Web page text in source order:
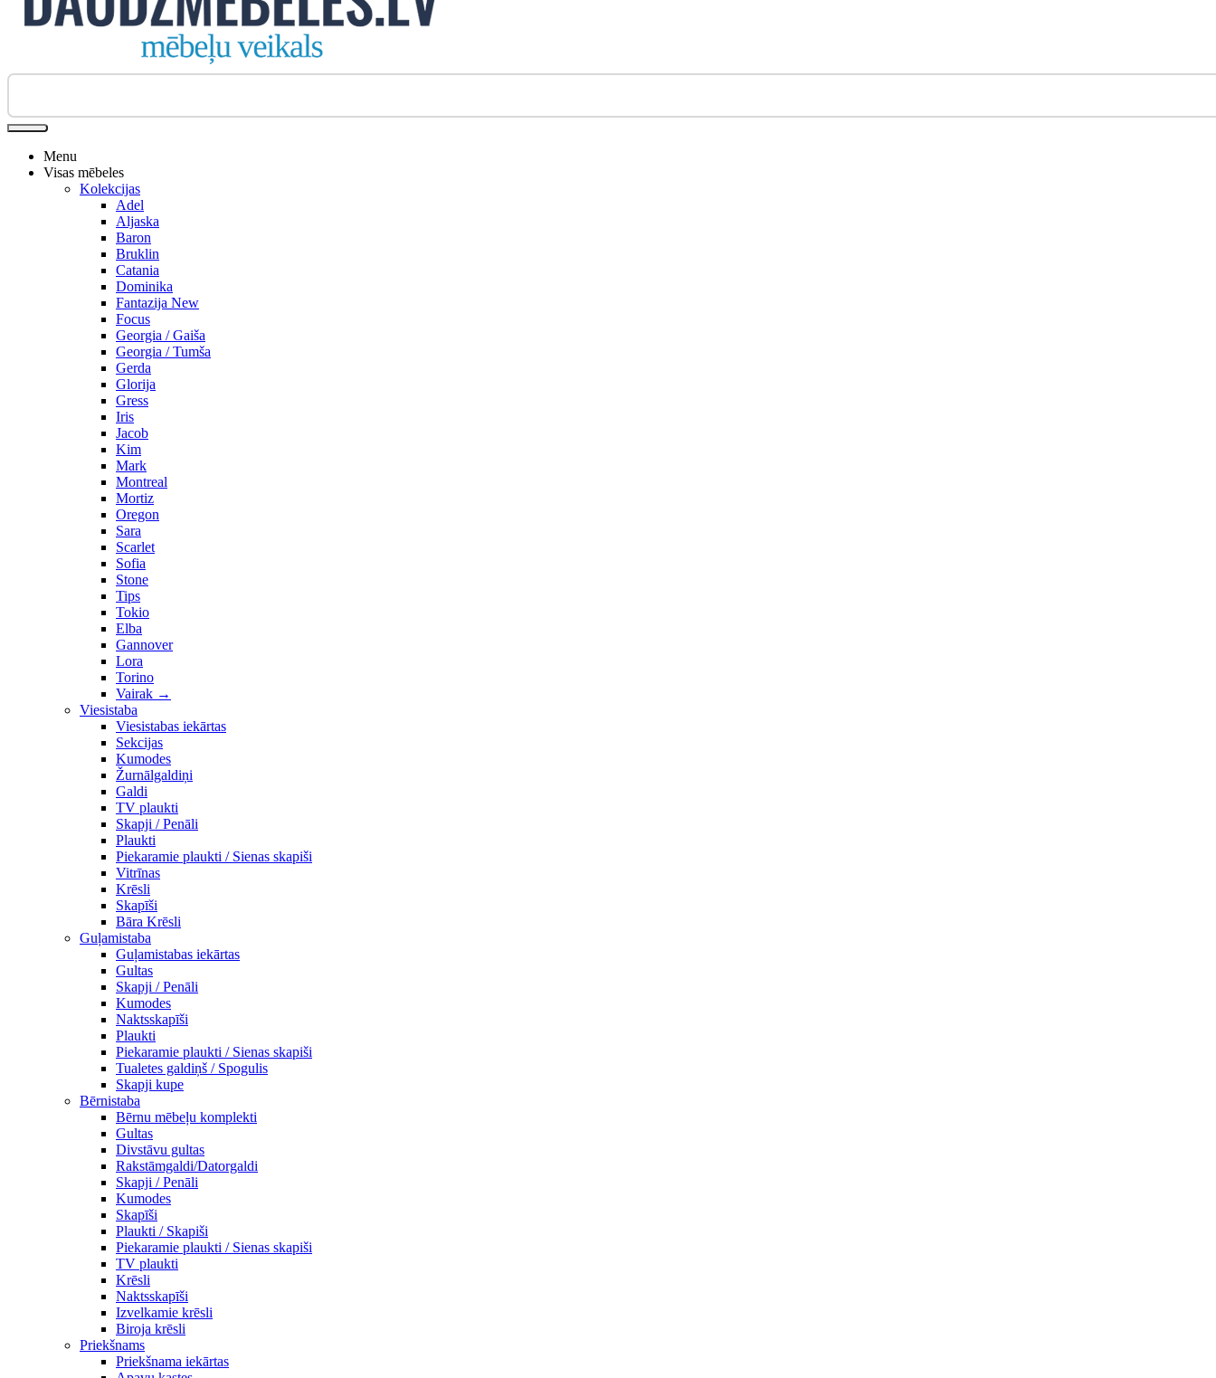
Biroja krēsli
Menu
Visas mēbeles
Kolekcijas
Adel
Aljaska
Baron
Bruklin
Catania
Dominika
Fantazija New
Focus
Georgia / Gaiša
Georgia / Tumša
Gerda
Glorija
Gress
Iris
Jacob
Kim
Mark
Montreal
Mortiz
Oregon
Sara
Scarlet
Sofia
Stone
Tips
Tokio
Elba
Gannover
Lora
Torino
Vairak →
Viesistaba
Viesistabas iekārtas
Sekcijas
Kumodes
Žurnālgaldiņi
Galdi
TV plaukti
Skapji / Penāli
Plaukti
Piekaramie plaukti / Sienas skapiši
Vitrīnas
Krēsli
Skapīši
Bāra Krēsli
Guļamistaba
Guļamistabas iekārtas
Gultas
Skapji / Penāli
Kumodes
Naktsskapīši
Plaukti
Piekaramie plaukti / Sienas skapiši
Tualetes galdiņš / Spogulis
Skapji kupe
Bērnistaba
Bērnu mēbeļu komplekti
Gultas
Divstāvu gultas
Rakstāmgaldi/Datorgaldi
Skapji / Penāli
Kumodes
Skapīši
Plaukti / Skapiši
Piekaramie plaukti / Sienas skapiši
TV plaukti
Krēsli
Naktsskapīši
Izvelkamie krēsli
Biroja krēsli
Priekšnams
Priekšnama iekārtas